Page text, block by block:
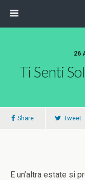
26
Ti Senti
Share Tweet
E un’altra estate si